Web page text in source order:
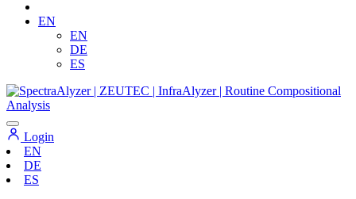
EN
EN
DE
ES
Login
EN
DE
ES